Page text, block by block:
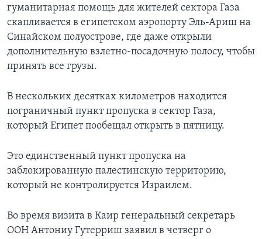
гуманитарная помощь для жителей сектора Газа
скапливается в египетском аэропорту Эль-Ариш на
Синайском полуострове, где даже открыли
дополнительную взлетно-посадочную полосу, чтобы
принять все грузы.
В нескольких десятках километров находится
пограничный пункт пропуска в сектор Газа,
который Египет пообещал открыть в пятницу.
Это единственный пункт пропуска на
заблокированную палестинскую территорию,
который не контролируется Израилем.
Во время визита в Каир генеральный секретарь
ООН Антониу Гутерриш заявил в четверг о